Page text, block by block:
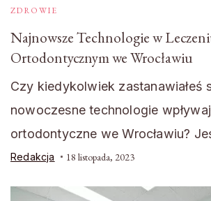
ZDROWIE
Najnowsze Technologie w
Ortodontycznym we Wrocławiu
Czy kiedykolwiek zastanawiałeś
nowoczesne technologie
ortodontyczne we Wrocławiu?
Redakcja 18 listopada, 2023